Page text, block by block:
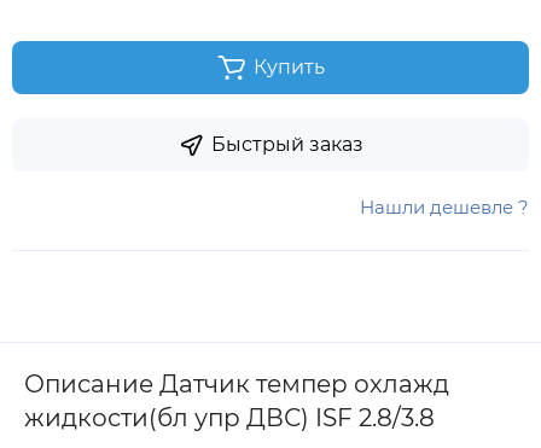
Купить
Быстрый заказ
Нашли дешевле ?
Описание Датчик темпер охлажд
жидкости(бл упр ДВС) ISF 2.8/3.8